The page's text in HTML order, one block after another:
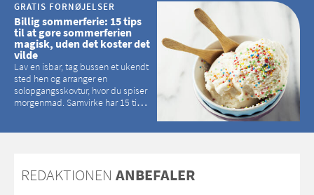
GRATIS FORNØJELSER
Billig sommerferie: 15 tips
til at gøre sommerferien
magisk, uden det koster det
vilde
Lav en isbar, tag bussen et ukendt
sted hen og arranger en
solopgangsskovtur, hvor du spiser
morgenmad. Samvirke har 15 tips
REDAKTIONEN ANBEFALER